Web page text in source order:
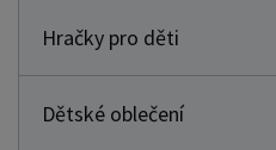
Hračky pro děti
Dětské oblečení